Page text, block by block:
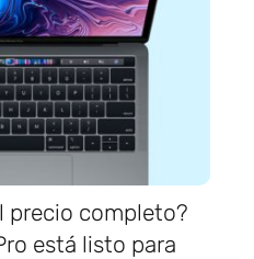
precio completo?
está listo para